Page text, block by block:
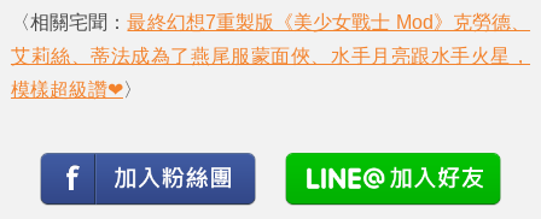
〈相關宅聞：最終幻想7重製版《美少女戰士 Mod》克勞德、
艾莉絲、蒂法成為了燕尾服蒙面俠、水手月亮跟水手火星，
模樣超級讚❤〉